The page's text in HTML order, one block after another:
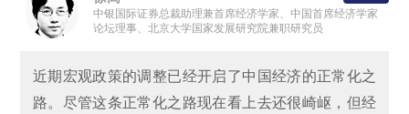
中银国际证券总裁助理兼首席经济学家、中国首席经济学家
论坛理事、北京大学国家发展研究院兼职研究员
近期宏观政策的调整已经开启了中国经济的正常化之
路。尽管这条正常化之路现在看上去还很崎岖，但经